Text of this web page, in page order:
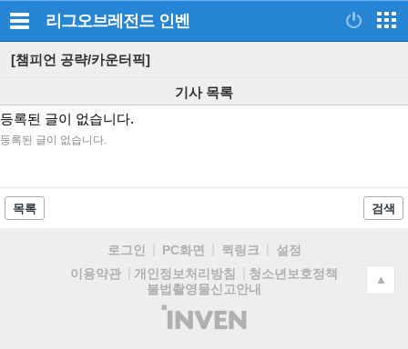
리그오브레전드 인벤
[챔피언 공략/카운터픽]
기사 목록
등록된 글이 없습니다.
등록된 글이 없습니다.
목록 검색
로그인 PC화면 퀵링크
설정
이용약관
개인정보처리방침
청소년보호정책
불법촬영물신고안내
(주)
인
▲